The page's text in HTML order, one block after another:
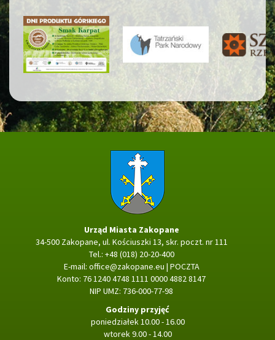
Strona główna
Urząd Miasta Zakopane
34-500 Zakopane, ul. Kościuszki 13, skr. poczt. nr 111
Tel.: +48 (018) 20-20-400
E-mail: office@zakopane.eu | POCZTA
Konto: 76 1240 4748 1111 0000 4882 8147
NIP UMZ: 736-000-77-98
Godziny przyjęć
poniedziałek 10.00 - 16.00
wtorek 9.00 - 14.00